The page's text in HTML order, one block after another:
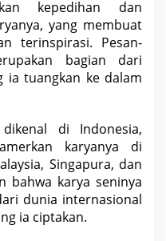
kepedihan dan
yang membuat
terinspirasi. Pesan-
bagian dari
ia tuangkan ke dalam
di Indonesia,
karyanya di
Singapura, dan
bahwa karya seninya
dunia internasional
ia ciptakan.